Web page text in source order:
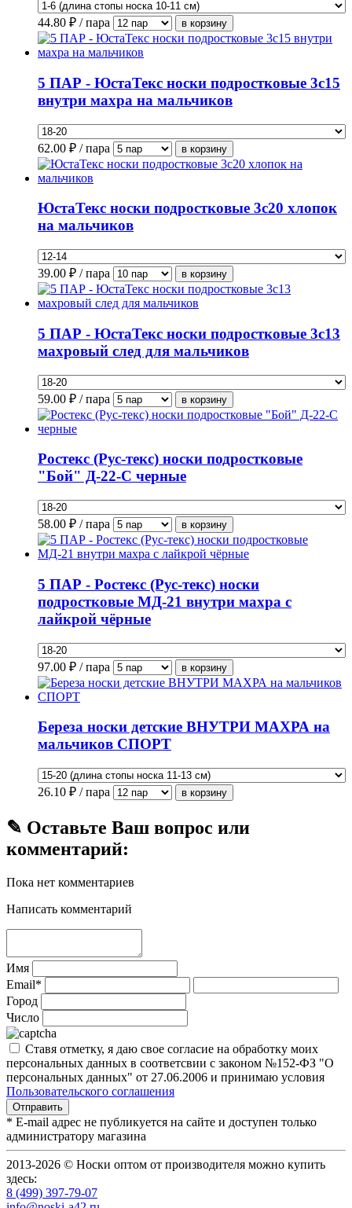
44.80 ₽ / пара
5 ПАР - ЮстаТекс носки подростковые 3с15
внутри махра на мальчиков
62.00 ₽ / пара
ЮстаТекс носки подростковые 3с20 хлопок
на мальчиков
39.00 ₽ / пара
5 ПАР - ЮстаТекс носки подростковые 3с13
махровый след для мальчиков
59.00 ₽ / пара
Ростекс (Рус-текс) носки подростковые
"Бой" Д-22-С черные
58.00 ₽ / пара
5 ПАР - Ростекс (Рус-текс) носки
подростковые МД-21 внутри махра с
лайкрой чёрные
97.00 ₽ / пара
Береза носки детские ВНУТРИ МАХРА на
мальчиков СПОРТ
26.10 ₽ / пара
✎ Оставьте Ваш вопрос или
комментарий:
Пока нет комментариев
Написать комментарий
Имя
Email*
Город
Число
Ставя отметку, я даю свое согласие на обработку моих
персональных данных в соответсвии с законом №152-ФЗ "О
персональных данных" от 27.06.2006 и принимаю условия
Пользовательского соглашения
* E-mail адрес не публикуется на сайте и доступен только
администратору магазина
2013-2026 © Носки оптом от производителя можно купить
здесь:
8 (499) 397-79-07